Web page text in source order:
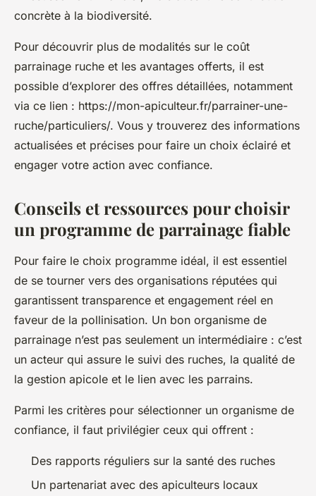
concrète à la biodiversité.
Pour découvrir plus de modalités sur le coût
parrainage ruche et les avantages offerts, il est
possible d’explorer des offres détaillées, notamment
via ce lien : https://mon-apiculteur.fr/parrainer-une-
ruche/particuliers/. Vous y trouverez des informations
actualisées et précises pour faire un choix éclairé et
engager votre action avec confiance.
Conseils et ressources pour choisir
un programme de parrainage fiable
Pour faire le choix programme idéal, il est essentiel
de se tourner vers des organisations réputées qui
garantissent transparence et engagement réel en
faveur de la pollinisation. Un bon organisme de
parrainage n’est pas seulement un intermédiaire : c’est
un acteur qui assure le suivi des ruches, la qualité de
la gestion apicole et le lien avec les parrains.
Parmi les critères pour sélectionner un organisme de
confiance, il faut privilégier ceux qui offrent :
Des rapports réguliers sur la santé des ruches
Un partenariat avec des apiculteurs locaux